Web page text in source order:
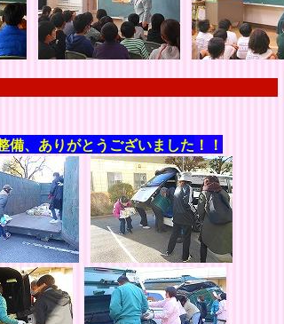
備、ありがとうございました ！！